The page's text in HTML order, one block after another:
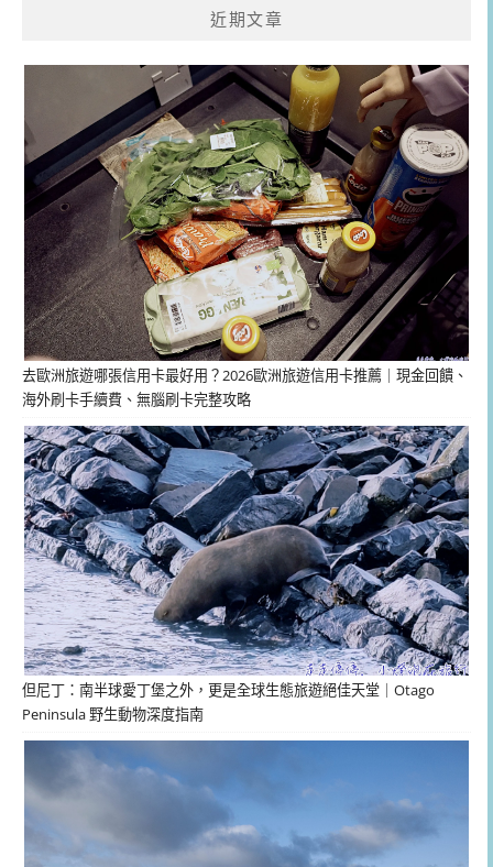
近期文章
去歐洲旅遊哪張信用卡最好用？2026歐洲旅遊信用卡推薦｜現金回饋、
海外刷卡手續費、無腦刷卡完整攻略
但尼丁：南半球愛丁堡之外，更是全球生態旅遊絕佳天堂｜Otago
Peninsula 野生動物深度指南